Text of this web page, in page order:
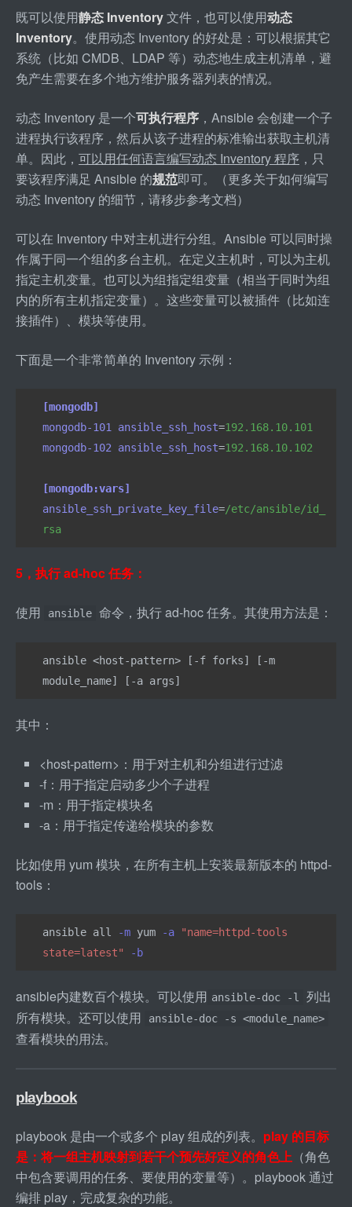
既可以使用静态 Inventory 文件，也可以使用动态
Inventory。使用动态 Inventory 的好处是：可以根据其它
系统（比如 CMDB、LDAP 等）动态地生成主机清单，避
免产生需要在多个地方维护服务器列表的情况。
动态 Inventory 是一个可执行程序 ，Ansible 会创建一个子
进程执行该程序，然后从该子进程的标准输出获取主机清
单。因此， 可以用任何语言编写动态 Inventory 程序 ，只
要该程序满足 Ansible 的规范即可。（更多关于如何编写
动态 Inventory 的细节，请移步参考文档）
可以在 Inventory 中对主机进行分组。Ansible 可以同时操
作属于同一个组的多台主机。在定义主机时，可以为主机
指定主机变量。也可以为组指定组变量（相当于同时为组
内的所有主机指定变量）。这些变量可以被插件（比如连
接插件）、模块等使用。
下面是一个非常简单的 Inventory 示例：
[mongodb]
mongodb-101 ansible_ssh_host=192.168.10.101
mongodb-102 ansible_ssh_host=192.168.10.102
[mongodb:vars]
ansible_ssh_private_key_file=/etc/ansible/id_
rsa
5，执行 ad-hoc 任务：
使用 ansible 命令，执行 ad-hoc 任务。其使用方法是：
ansible <host-pattern> [-f forks] [-m
module_name] [-a args]
其中：
<host-pattern> ：用于对主机和分组进行过滤
-f：用于指定启动多少个子进程
-m：用于指定模块名
-a：用于指定传递给模块的参数
比如使用 yum 模块，在所有主机上安装最新版本的 httpd-
tools：
ansible all -m yum -a
"name=httpd-tools
state=latest"
-b
ansible内建数百个模块。可以使用 ansible-doc -l
列出
所有模块。还可以使用
ansible-doc -s <module_name>
查看模块的用法。
playbook
playbook 是由一个或多个 play 组成的列表。 play 的目标
是：将一组主机映射到若干个预先好定义的角色上 （角色
中包含要调用的任务、要使用的变量等）。playbook 通过
编排 play，完成复杂的功能。